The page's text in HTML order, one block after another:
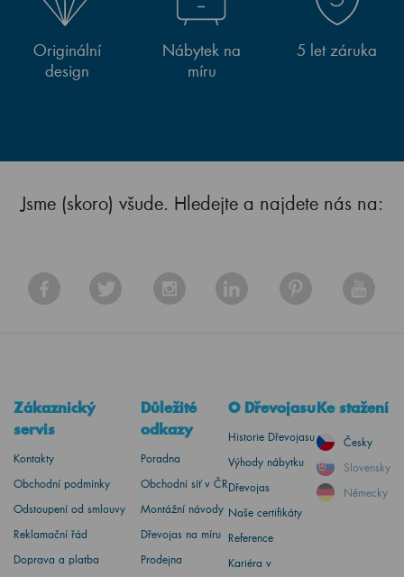
Originální
design
Nábytek na
míru
5 let záruka
Jsme (skoro) všude. Hledejte a najdete nás na:
Zákaznický
servis
Kontakty
Obchodní podmínky
Odstoupení od smlouvy
Reklamační řád
Doprava a platba
Důležité
odkazy
Poradna
Obchodní síť v ČR
Montážní návody
Dřevojas na míru
Prodejna
O Dřevojasu
Historie Dřevojasu
Výhody nábytku
Dřevojas
Naše certifikáty
Reference
Kariéra v
Ke stažení
Česky
Slovensky
Německy